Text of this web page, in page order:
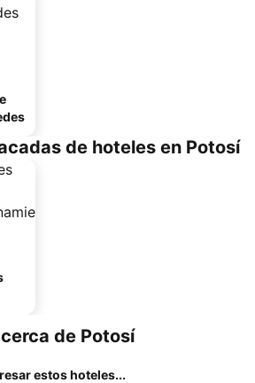
de hoteles en Potosí
de Potosí
estos hoteles...